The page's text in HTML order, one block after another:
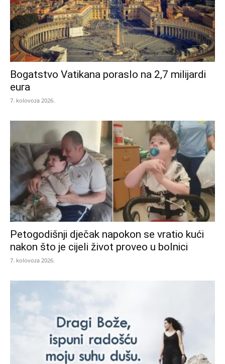
Bogatstvo Vatikana poraslo na 2,7 milijardi
eura
7. kolovoza 2026.
Petogodišnji dječak napokon se vratio kući
nakon što je cijeli život proveo u bolnici
7. kolovoza 2026.